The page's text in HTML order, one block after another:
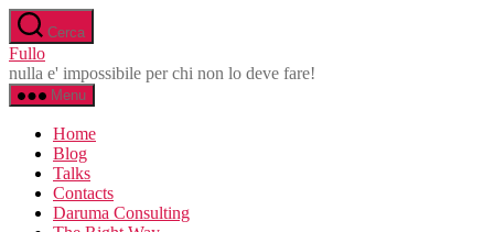
Salta
al
contenuto
Cerca
Fullo
nulla e' impossibile per chi non lo deve fare!
Menu
Home
Blog
Talks
Contacts
Daruma Consulting